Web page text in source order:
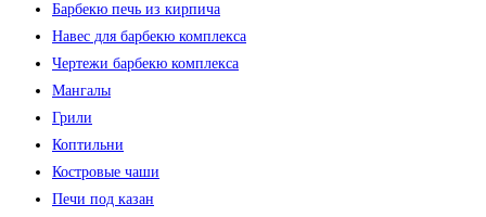
Барбекю печь из кирпича
Навес для барбекю комплекса
Чертежи барбекю комплекса
Мангалы
Грили
Коптильни
Костровые чаши
Печи под казан